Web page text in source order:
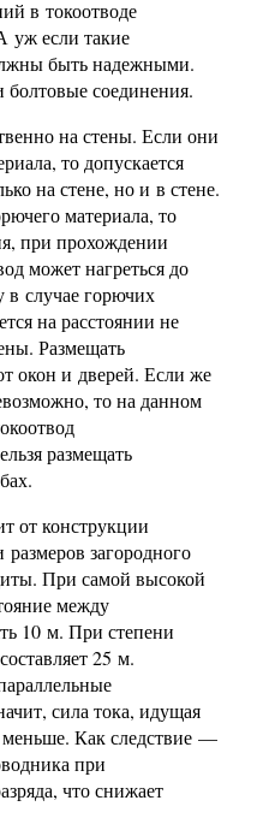
в токоотводе
уж если такие
быть надежными.
болтовые соединения.
на стены. Если они
то допускается
на стене, но и в стене.
материала, то
при прохождении
может нагреться до
в случае горючих
на расстоянии не
Размещать
окон и дверей. Если же
то на данном
размещать
от конструкции
загородного
При самой высокой
между
10 м. При степени
25 м.
сила тока, идущая
Как следствие —
при
что снижает